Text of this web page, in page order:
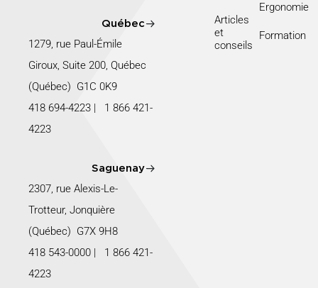
Québec
1279, rue Paul-Émile
Giroux, Suite 200, Québec
(Québec) G1C 0K9
418 694-4223 | 1 866 421-
4223
Saguenay
2307, rue Alexis-Le-
Trotteur, Jonquière
(Québec) G7X 9H8
418 543-0000 | 1 866 421-
4223
Articles
et
conseils
Ergonomie
Formation